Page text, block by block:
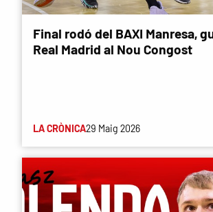
Final rodó del BAXI Manresa,
Real Madrid al Nou Congost
LA CRÒNICA29 Maig 2026